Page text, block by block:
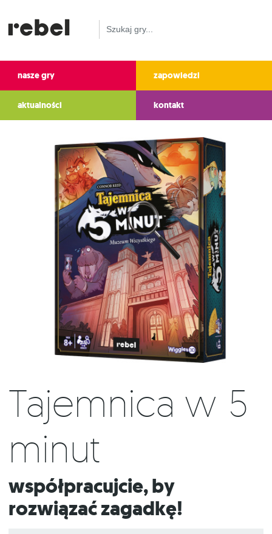
nasze gry zapowiedzi
aktualności kontakt
Tajemnica w 5
minut
Współpracujcie, by
rozwiązać zagadkę!